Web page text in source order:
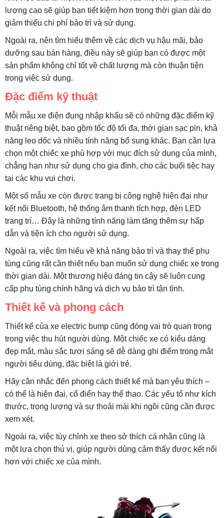
lượng cao sẽ giúp bạn tiết kiệm hơn trong thời gian dài do
giảm thiểu chi phí bảo trì và sử dụng.
Ngoài ra, nên tìm hiểu thêm về các dịch vụ hậu mãi, bảo
dưỡng sau bán hàng, điều này sẽ giúp bạn có được một
sản phẩm không chỉ tốt về chất lượng mà còn thuận tiện
trong việc sử dụng.
Đặc điểm kỹ thuật
Mỗi mẫu xe điện đụng nhập khẩu sẽ có những đặc điểm kỹ
thuật riêng biệt, bao gồm tốc độ tối đa, thời gian sạc pin, khả
năng leo dốc và nhiều tính năng bổ sung khác. Bạn cần lựa
chọn một chiếc xe phù hợp với mục đích sử dụng của mình,
chẳng hạn như sử dụng cho gia đình, cho các buổi tiệc hay
tại các khu vui chơi.
Một số mẫu xe còn được trang bị công nghệ hiện đại như
kết nối Bluetooth, hệ thống âm thanh tích hợp, đèn LED
trang trí… Đây là những tính năng làm tăng thêm sự hấp
dẫn và tiện ích cho người sử dụng.
Ngoài ra, việc tìm hiểu về khả năng bảo trì và thay thế phụ
tùng cũng rất cần thiết nếu bạn muốn sử dụng chiếc xe trong
thời gian dài. Một thương hiệu đáng tin cậy sẽ luôn cung
cấp phụ tùng chính hãng và dịch vụ bảo trì tận tình.
Thiết kế và phong cách
Thiết kế của xe electric bump cũng đóng vai trò quan trọng
trong việc thu hút người dùng. Một chiếc xe có kiểu dáng
đẹp mắt, màu sắc tươi sáng sẽ dễ dàng ghi điểm trong mắt
người tiêu dùng, đặc biệt là giới trẻ.
Hãy cân nhắc đến phong cách thiết kế mà bạn yêu thích –
có thể là hiện đại, cổ điển hay thể thao. Các yếu tố như kích
thước, trọng lượng và sự thoải mái khi ngồi cũng cần được
xem xét.
Ngoài ra, việc tùy chỉnh xe theo sở thích cá nhân cũng là
một lựa chọn thú vị, giúp người dùng cảm thấy được kết nối
hơn với chiếc xe của mình.